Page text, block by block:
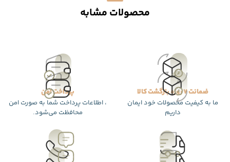
محصولات مشابه
ضمانت 7 روزه بازگشت کالا
ما به کیفیت محصولات خود ایمان
داریم
پرداخت امن
، اطلاعات پرداخت شما به صورت امن
محافظت می‌شود.